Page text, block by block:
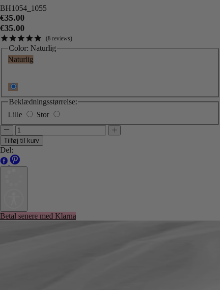
BH1054_1055
€35.00
€35.00
8 reviews
Color: Naturlig
Naturlig
Beklædningsstørrelse:
Lille
Stor
Tilføj til kurv
Del:
Betal senere med Klarna